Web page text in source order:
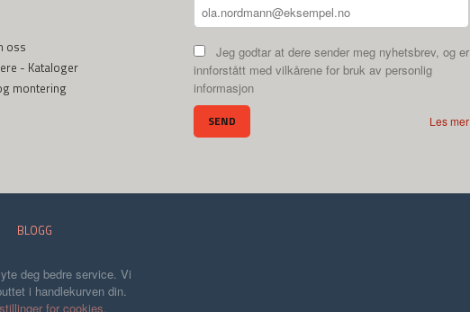
oss
- Kataloger
montering
Jeg godtar at dere sender meg nyhetsbrev, og er
innforstått med vilkårene for bruk av personlig
informasjon
Les mer
BLOGG
deg bedre service. Vi
i handlekurven din.
for cookies.